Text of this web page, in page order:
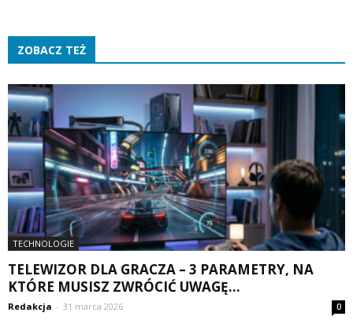
ZOBACZ TEŻ
TECHNOLOGIE
TELEWIZOR DLA GRACZA – 3 PARAMETRY, NA
KTÓRE MUSISZ ZWRÓCIĆ UWAGĘ...
Redakcja - 31 marca 2026 0